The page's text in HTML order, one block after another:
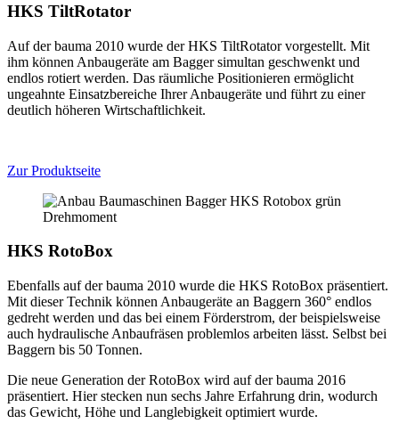
HKS TiltRotator
Auf der bauma 2010 wurde der HKS TiltRotator vorgestellt. Mit
ihm können Anbaugeräte am Bagger simultan geschwenkt und
endlos rotiert werden. Das räumliche Positionieren ermöglicht
ungeahnte Einsatzbereiche Ihrer Anbaugeräte und führt zu einer
deutlich höheren Wirtschaftlichkeit.
Zur Produktseite
HKS RotoBox
Ebenfalls auf der bauma 2010 wurde die HKS RotoBox präsentiert.
Mit dieser Technik können Anbaugeräte an Baggern 360° endlos
gedreht werden und das bei einem Förderstrom, der beispielsweise
auch hydraulische Anbaufräsen problemlos arbeiten lässt. Selbst bei
Baggern bis 50 Tonnen.
Die neue Generation der RotoBox wird auf der bauma 2016
präsentiert. Hier stecken nun sechs Jahre Erfahrung drin, wodurch
das Gewicht, Höhe und Langlebigkeit optimiert wurde.